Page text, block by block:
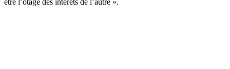
être l’otage des intérêts de l’autre ».